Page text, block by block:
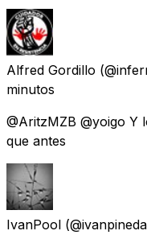
Alfred Gordillo
minutos
@AritzMZB @yoigo Y
que antes
IvanPool